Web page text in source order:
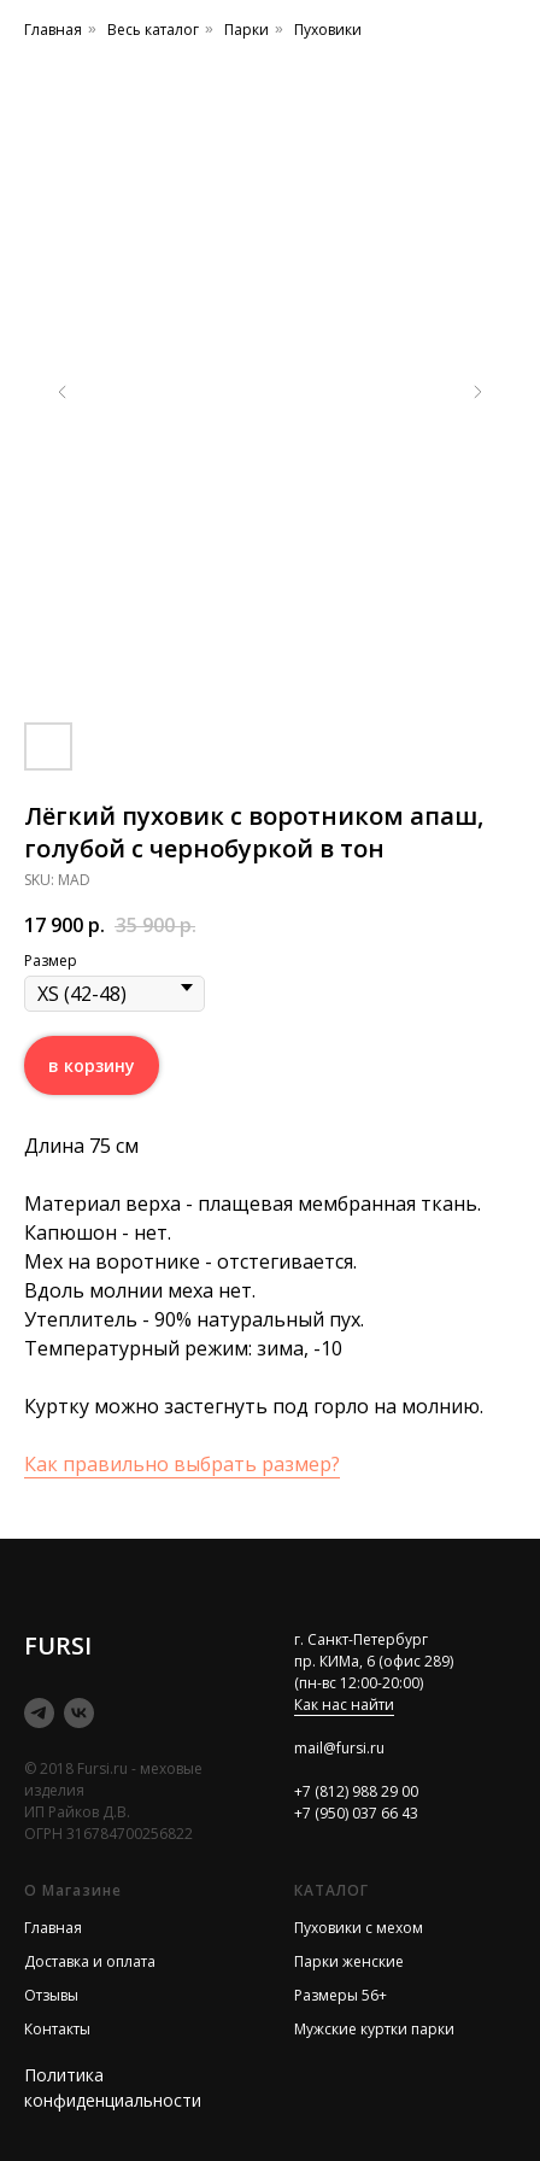
Главная » Весь каталог » Парки » Пуховики
Лёгкий пуховик с воротником апаш,
голубой с чернобуркой в тон
SKU: MAD
17 900 р. 35 900р.
Размер
в корзину
Длина 75 см
Материал верха - плащевая мембранная ткань.
Капюшон - нет.
Мех на воротнике - отстегивается.
Вдоль молнии меха нет.
Утеплитель - 90% натуральный пух.
Температурный режим: зима, -10
Куртку можно застегнуть под горло на молнию.
Как правильно выбрать размер?
FURSI
© 2018 Fursi.ru - меховые
изделия
ИП Райков Д.В.
ОГРН 316784700256822
г. Санкт-Петербург
пр. КИМа, 6 (офис 289)
(пн-вс 12:00-20:00)
Как нас найти
mail@fursi.ru
+7 (812) 988 29 00
+7 (950) 037 66 43
О Магазине
Главная
Доставка и оплата
Отзывы
Контакты
Политика
конфиденциальности
КАТАЛОГ
Пуховики с мехом
Парки женские
Размеры 56+
Мужские куртки парки